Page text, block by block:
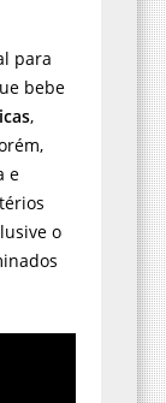
para
bebe
,
e
o